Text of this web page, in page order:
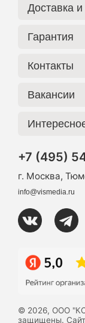
Доставка
Гарантия
Контакты
Вакансии
+7 (495)
г. Москва,
info@vismedia.ru
© 2026, ООО
защищены. Сайт